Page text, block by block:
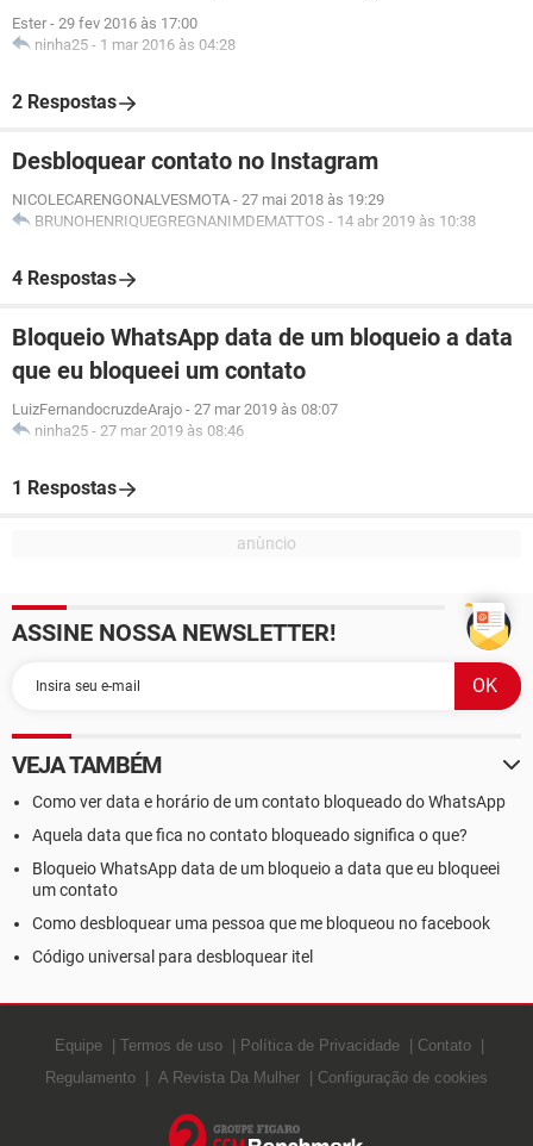
Ester - 29 fev 2016 às 17:00
ninha25 - 1 mar 2016 às 04:28
2 Respostas
Desbloquear contato no Instagram
NICOLECARENGONALVESMOTA - 27 mai 2018 às 19:29
BRUNOHENRIQUEGREGNANIMDEMATTOS - 14 abr 2019 às 10:38
4 Respostas
Bloqueio WhatsApp data de um bloqueio a data
que eu bloqueei um contato
LuizFernandocruzdeArajo - 27 mar 2019 às 08:07
ninha25 - 27 mar 2019 às 08:46
1 Respostas
ASSINE NOSSA NEWSLETTER!
VEJA TAMBÉM
Como ver data e horário de um contato bloqueado do WhatsApp
Aquela data que fica no contato bloqueado significa o que?
Bloqueio WhatsApp data de um bloqueio a data que eu bloqueei
um contato
Como desbloquear uma pessoa que me bloqueou no facebook
Código universal para desbloquear itel
Equipe Termos de uso Política de Privacidade
Contato
Regulamento
A Revista Da Mulher Configuração de cookies